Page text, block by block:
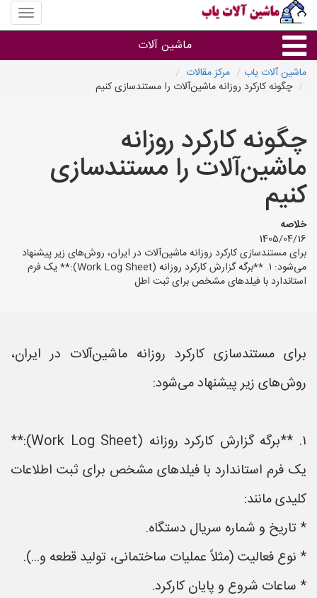
منوی
سایت
آلات
ماشین آلات
ماشین آلات
سایر گروه ها
ماشین آلات
ماشین آلات یاب
مرکز مقالات
چگونه کارکرد روزانه ماشین‌آلات را مستندسازی کنیم
چگونه کارکرد روزانه
ماشین‌آلات را مستندسازی
کنیم
خلاصه
1405/04/16
برای مستندسازی کارکرد روزانه ماشین‌آلات در ایران، روش‌های زیر پیشنهاد
می‌شود: ۱. **برگه‌ گزارش کارکرد روزانه (Work Log Sheet):** یک فرم
استاندارد با فیلدهای مشخص برای ثبت اطل
برای مستندسازی کارکرد روزانه ماشین‌آلات در ایران،
روش‌های زیر پیشنهاد می‌شود:
۱. **برگه‌ گزارش کارکرد روزانه (Work Log Sheet):**
یک فرم استاندارد با فیلدهای مشخص برای ثبت اطلاعات
کلیدی مانند:
* تاریخ و شماره سریال دستگاه.
* نوع فعالیت (مثلاً عملیات ساختمانی، تولید قطعه و...).
* ساعات شروع و پایان کارکرد.